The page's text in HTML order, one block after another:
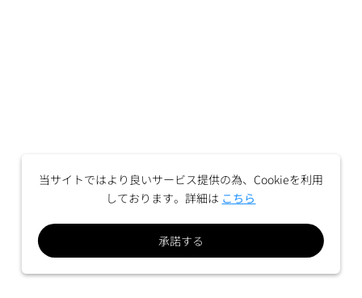
当サイトではより良いサービス提供の為、Cookieを利用
しております。詳細は こちら
承諾する